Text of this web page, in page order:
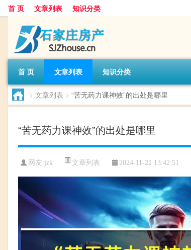
首 页 文章列表 知识分类
首 页 文章列表 知识分类
> 文章列表 > “苦无药力课神效”的出处是哪里
“苦无药力课神效”的出处是哪里
网友:jzk 文章列表 2024-11-22 13:42:51